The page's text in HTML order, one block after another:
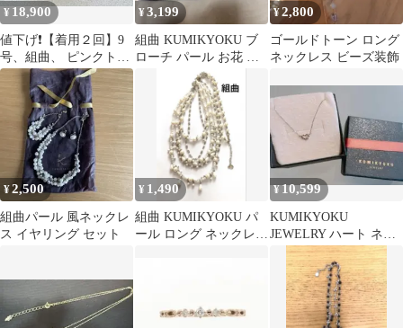
¥ 18,900
値下げ❗【着用２回】9
号、組曲、 ピンクトル
マリンとペリドットの
お花リング
¥3,199
組曲 KUMIKYOKU ブ
ローチ パール お花 新
¥2,800
ゴールドトーン ロング
ネックレス ビーズ装飾
¥2,500
組曲パール 風ネックレ
ス イヤリング セット
¥ 1,490
組曲 KUMIKYOKU パ
ール ロング ネックレス
¥10,599
KUMIKYOKU
JEWELRY ハート ネッ
クレス K10WG 組曲 未
使用